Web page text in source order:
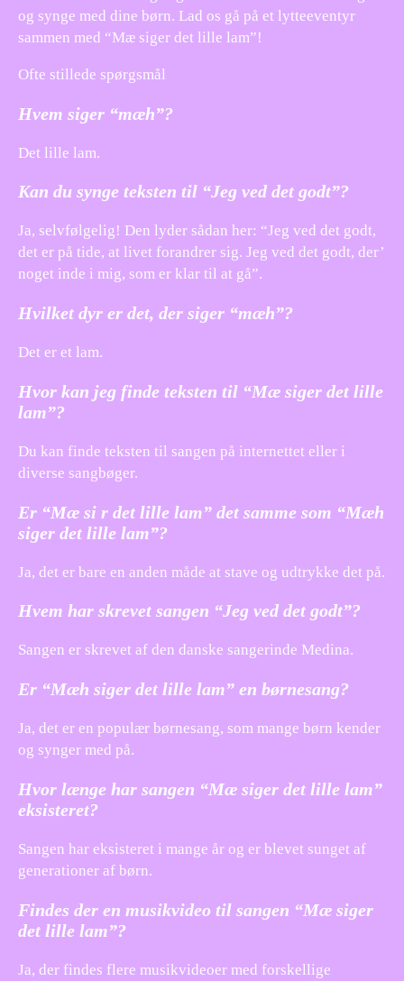
og synge med dine børn. Lad os gå på et lytteeventyr
sammen med “Mæ siger det lille lam”!
Ofte stillede spørgsmål
Hvem siger “mæh”?
Det lille lam.
Kan du synge teksten til “Jeg ved det godt”?
Ja, selvfølgelig! Den lyder sådan her: “Jeg ved det godt,
det er på tide, at livet forandrer sig. Jeg ved det godt, der’
noget inde i mig, som er klar til at gå”.
Hvilket dyr er det, der siger “mæh”?
Det er et lam.
Hvor kan jeg finde teksten til “Mæ siger det lille
lam”?
Du kan finde teksten til sangen på internettet eller i
diverse sangbøger.
Er “Mæ si r det lille lam” det samme som “Mæh
siger det lille lam”?
Ja, det er bare en anden måde at stave og udtrykke det på.
Hvem har skrevet sangen “Jeg ved det godt”?
Sangen er skrevet af den danske sangerinde Medina.
Er “Mæh siger det lille lam” en børnesang?
Ja, det er en populær børnesang, som mange børn kender
og synger med på.
Hvor længe har sangen “Mæ siger det lille lam”
eksisteret?
Sangen har eksisteret i mange år og er blevet sunget af
generationer af børn.
Findes der en musikvideo til sangen “Mæ siger
det lille lam”?
Ja, der findes flere musikvideoer med forskellige